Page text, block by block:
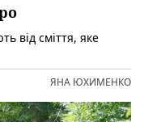
від сміття, яке
ЯНА ЮХИМЕНКО